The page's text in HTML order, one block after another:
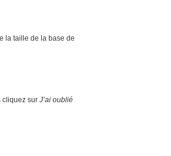
la taille de la base de
cliquez sur J’ai oublié